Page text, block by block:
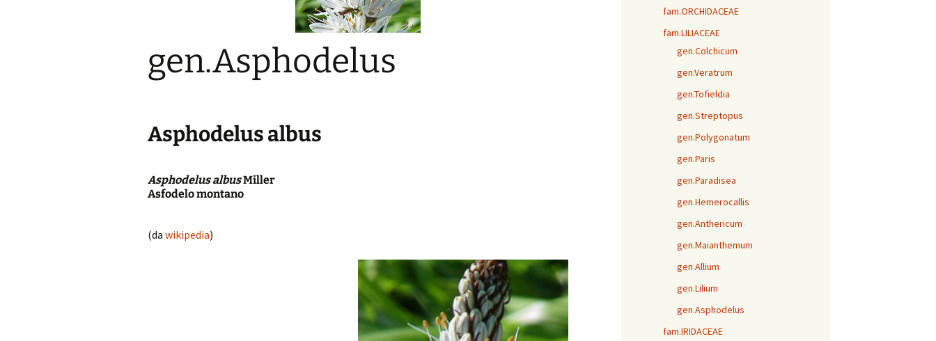
gen.Asphodelus
Asphodelus albus
Asphodelus albusMiller
Asfodelo montano
(da wikipedia)
fam.ORCHIDACEAE
fam.LILIACEAE
gen.Colchicum
gen.Veratrum
gen.Tofieldia
gen.Streptopus
gen.Polygonatum
gen.Paris
gen.Paradisea
gen.Hemerocallis
gen.Anthericum
gen.Maianthemum
gen.Allium
gen.Lilium
gen.Asphodelus
fam.IRIDACEAE